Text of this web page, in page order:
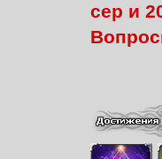
сер и